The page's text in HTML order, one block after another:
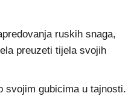
ruskih snaga,
preuzeti tijela svojih
svojim gubicima u tajnosti.